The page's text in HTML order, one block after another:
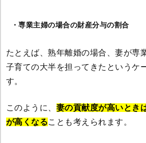
・専業主婦の場合の財産分与の割合
たとえば、熟年離婚の場合、妻が専
子育ての大半を担ってきたというケ
す。
このように、 妻の貢献度が高いとき
が高くなることも考えられます。